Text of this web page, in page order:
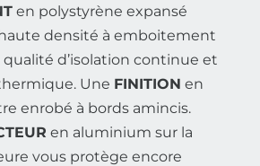
en polystyrène expansé
densité à emboitement
d’isolation continue et
Une FINITION en
enrobé à bords amincis.
en aluminium sur la
vous protège encore